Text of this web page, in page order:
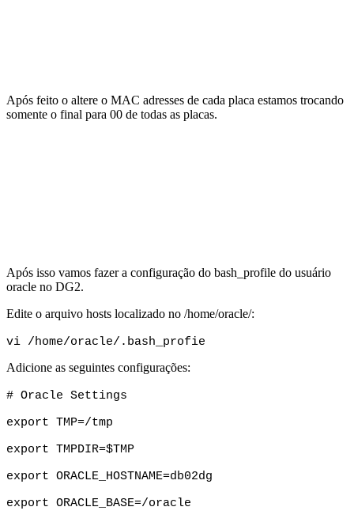
Após feito o altere o MAC adresses de cada placa estamos trocando
somente o final para 00 de todas as placas.
Após isso vamos fazer a configuração do bash_profile do usuário
oracle no DG2.
Edite o arquivo hosts localizado no /home/oracle/:
vi /home/oracle/.bash_profie
Adicione as seguintes configurações:
# Oracle Settings
export TMP=/tmp
export TMPDIR=$TMP
export ORACLE_HOSTNAME=db02dg
export ORACLE_BASE=/oracle